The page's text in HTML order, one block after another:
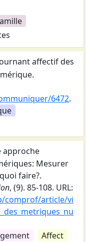
affectif des
.
6472.
approche
Mesurer
faire?.
, (9). 85-108. URL:
comprof/article/vi
Affect